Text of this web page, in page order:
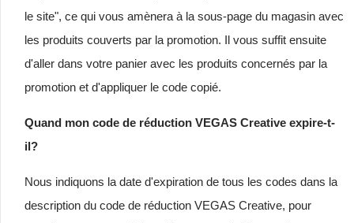
le site", ce qui vous amènera à la sous-page du magasin avec
les produits couverts par la promotion. Il vous suffit ensuite
d'aller dans votre panier avec les produits concernés par la
promotion et d'appliquer le code copié.
Quand mon code de réduction VEGAS Creative expire-t-
il?
Nous indiquons la date d'expiration de tous les codes dans la
description du code de réduction VEGAS Creative, pour